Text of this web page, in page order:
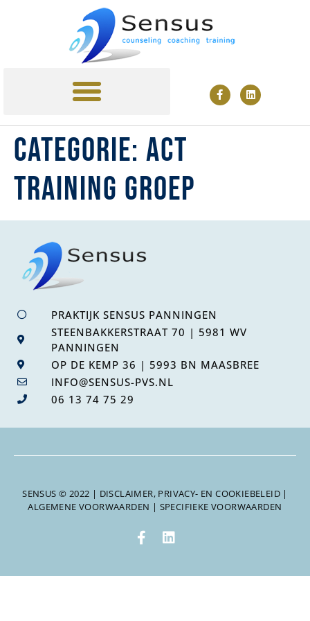
Categorie: ACT
training groep
PRAKTIJK SENSUS PANNINGEN
STEENBAKKERSTRAAT 70 | 5981 WV
PANNINGEN
OP DE KEMP 36 | 5993 BN MAASBREE
INFO@SENSUS-PVS.NL
06 13 74 75 29
SENSUS © 2022 | DISCLAIMER, PRIVACY- EN COOKIEBELEID |
ALGEMENE VOORWAARDEN | SPECIFIEKE VOORWAARDEN